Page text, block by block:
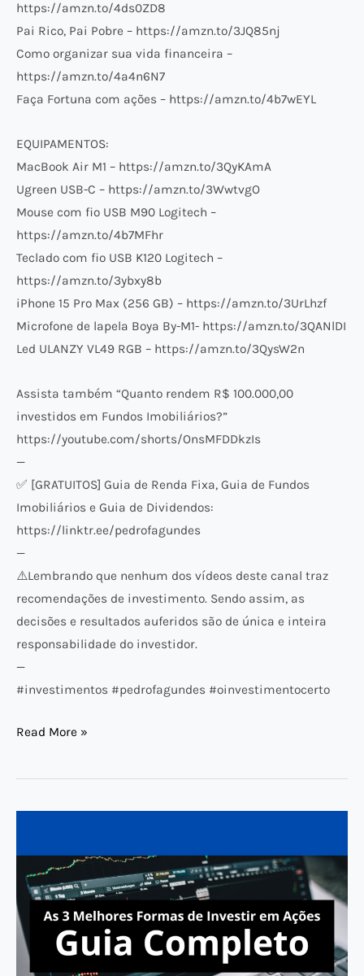
https://amzn.to/4ds0ZD8
Pai Rico, Pai Pobre – https://amzn.to/3JQ85nj
Como organizar sua vida financeira –
https://amzn.to/4a4n6N7
Faça Fortuna com ações – https://amzn.to/4b7wEYL
EQUIPAMENTOS:
MacBook Air M1 – https://amzn.to/3QyKAmA
Ugreen USB-C – https://amzn.to/3WwtvgO
Mouse com fio USB M90 Logitech –
https://amzn.to/4b7MFhr
Teclado com fio USB K120 Logitech –
https://amzn.to/3ybxy8b
iPhone 15 Pro Max (256 GB) – https://amzn.to/3UrLhzf
Microfone de lapela Boya By-M1- https://amzn.to/3QANlDI
Led ULANZY VL49 RGB – https://amzn.to/3QysW2n
Assista também “Quanto rendem R$ 100.000,00
investidos em Fundos Imobiliários?”
https://youtube.com/shorts/OnsMFDDkzIs
—
✅ [GRATUITOS] Guia de Renda Fixa, Guia de Fundos
Imobiliários e Guia de Dividendos:
https://linktr.ee/pedrofagundes
—
⚠️​Lembrando que nenhum dos vídeos deste canal traz
recomendações de investimento. Sendo assim, as
decisões e resultados auferidos são de única e inteira
responsabilidade do investidor.
—
#investimentos #pedrofagundes #oinvestimentocerto
Read More »
Melhores
Formas
de
Investir
em